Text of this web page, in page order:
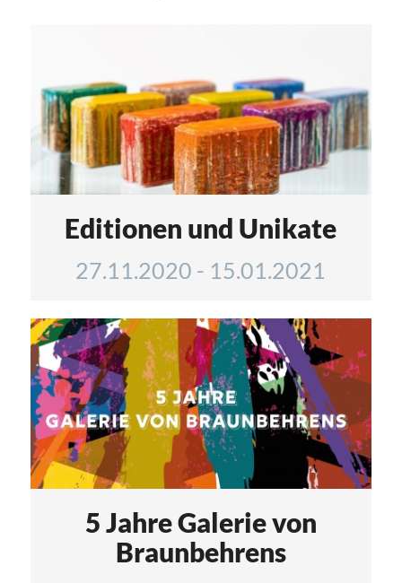
Editionen und Unikate
27.11.2020 - 15.01.2021
5 Jahre Galerie von
Braunbehrens